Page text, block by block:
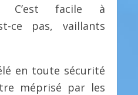
C’est facile à
ce pas, vaillants
en toute sécurité
méprisé par les